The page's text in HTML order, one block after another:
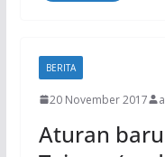
BERITA
20 November 2017
Aturan